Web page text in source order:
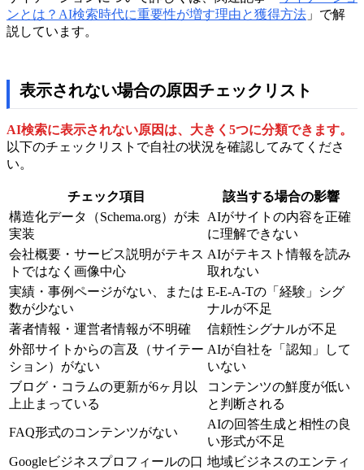
ンとは？AI検索時代に重要性が増す理由と獲得方法 」で解
説しています。
表示されない場合の原因チェックリスト
AI検索に表示されない原因は、大きく5つに分類できます。
以下のチェックリストで自社の状況を確認してみてくださ
い。
チェック項目
該当する場合の影響
構造化データ（Schema.org）が未
実装
AIがサイトの内容を正確
に理解できない
会社概要・サービス説明がテキス
トではなく画像中心
AIがテキスト情報を読み
取れない
実績・事例ページがない、または
数が少ない
E-E-A-Tの「経験」シグ
ナルが不足
著者情報・運営者情報が不明確
信頼性シグナルが不足
外部サイトからの言及（サイテー
ション）がない
AIが自社を「認知」して
いない
ブログ・コラムの更新が6ヶ月以
上止まっている
コンテンツの鮮度が低い
と判断される
FAQ形式のコンテンツがない
AIの回答生成と相性の良
い形式が不足
Googleビジネスプロフィールの口 地域ビジネスのエンティ